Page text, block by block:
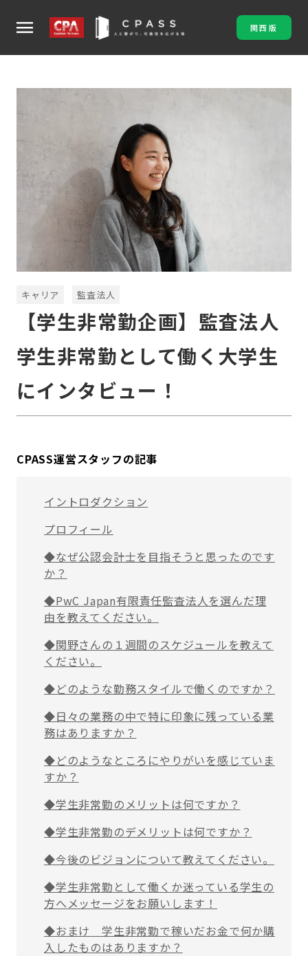
menu 関西版
キャリア 監査法人
【学生非常勤企画】監査法人
学生非常勤として働く大学生
にインタビュー！
CPASS運営スタッフの記事
イントロダクション
プロフィール
◆なぜ公認会計士を目指そうと思ったのです
か？
◆PwC Japan有限責任監査法人を選んだ理
由を教えてください。
◆関野さんの１週間のスケジュールを教えて
ください。
◆どのような勤務スタイルで働くのですか？
◆日々の業務の中で特に印象に残っている業
務はありますか？
◆どのようなところにやりがいを感じていま
すか？
◆学生非常勤のメリットは何ですか？
◆学生非常勤のデメリットは何ですか？
◆今後のビジョンについて教えてください。
◆学生非常勤として働くか迷っている学生の
方へメッセージをお願いします！
◆おまけ 学生非常勤で稼いだお金で何か購
入したものはありますか？